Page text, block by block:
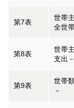
第7表
世帯
全世
第8表
世帯
支出
第9表
世帯
－